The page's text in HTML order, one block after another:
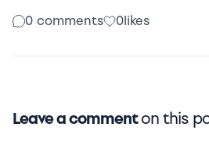
0 comments 0likes
Leave a commenton this